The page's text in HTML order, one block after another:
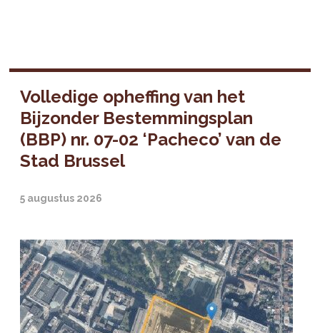
Volledige opheffing van het
Bijzonder Bestemmingsplan
(BBP) nr. 07-02 ‘Pacheco’ van de
Stad Brussel
5 augustus 2026